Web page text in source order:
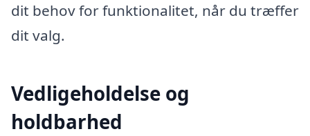
dit behov for funktionalitet, når du træffer
dit valg.
Vedligeholdelse og
holdbarhed